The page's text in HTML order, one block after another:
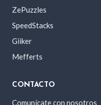
ZePuzzles
SpeedStacks
Giiker
Mefferts
CONTACTO
Comunícate con nosotros